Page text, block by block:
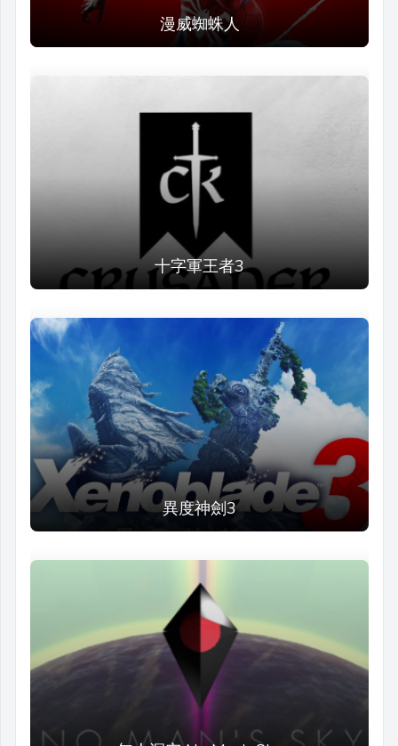
漫威蜘蛛人
十字軍王者3
異度神劍3